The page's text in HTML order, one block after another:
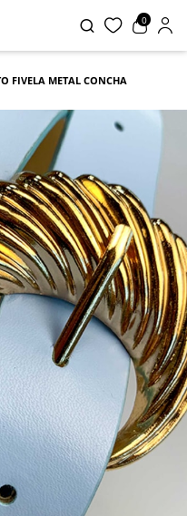
0
FIVELA METAL CONCHA